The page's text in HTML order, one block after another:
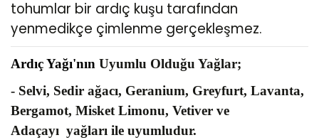
tohumlar bir ardıç kuşu tarafından
yenmedikçe çimlenme gerçekleşmez.
Ardıç Yağı'nın Uyumlu Olduğu Yağlar;
- Selvi, Sedir ağacı, Geranium, Greyfurt, Lavanta,
Bergamot, Misket Limonu, Vetiver ve
Adaçayı yağları ile uyumludur.